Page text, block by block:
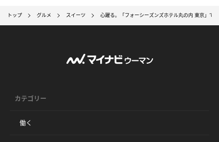
トップ グルメ スイーツ 心躍る。「フォーシーズンズホテル丸の内 東京」で
カテゴリー
働く